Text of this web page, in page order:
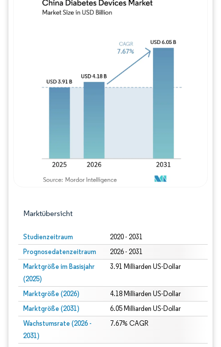
Marktübersicht
Studienzeitraum 2020 - 2031
Prognosedatenzeitraum 2026 - 2031
Marktgröße im Basisjahr
(2025)
3.91 Milliarden US-Dollar
Marktgröße (2026) 4.18 Milliarden US-Dollar
Marktgröße (2031) 6.05 Milliarden US-Dollar
Wachstumsrate (2026 -
2031)
7.67% CAGR